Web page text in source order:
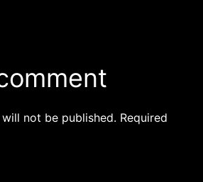
not be published. Required